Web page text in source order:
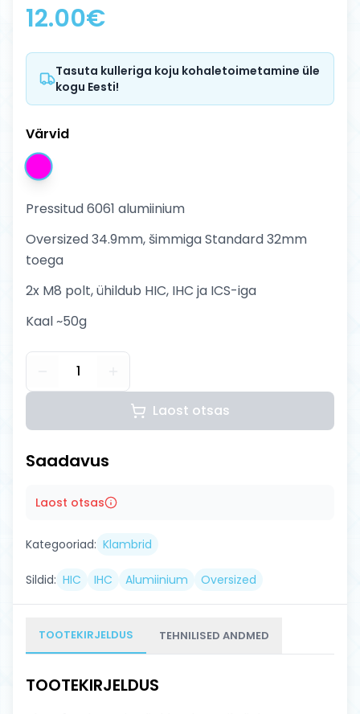
12.00€
Tasuta kulleriga koju kohaletoimetamine üle
kogu Eesti!
Värvid
Pressitud 6061 alumiinium
Oversized 34.9mm, šimmiga Standard 32mm
toega
2x M8 polt, ühildub HIC, IHC ja ICS-iga
Kaal ~50g
1
Laost otsas
Saadavus
Laost otsas
Kategooriad: Klambrid
Sildid: HIC IHC Alumiinium Oversized
TOOTEKIRJELDUS TEHNILISED ANDMED
TOOTEKIRJELDUS